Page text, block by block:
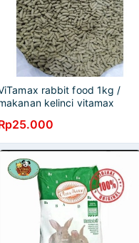
rabbit food 1kg /
kelinci vitamax